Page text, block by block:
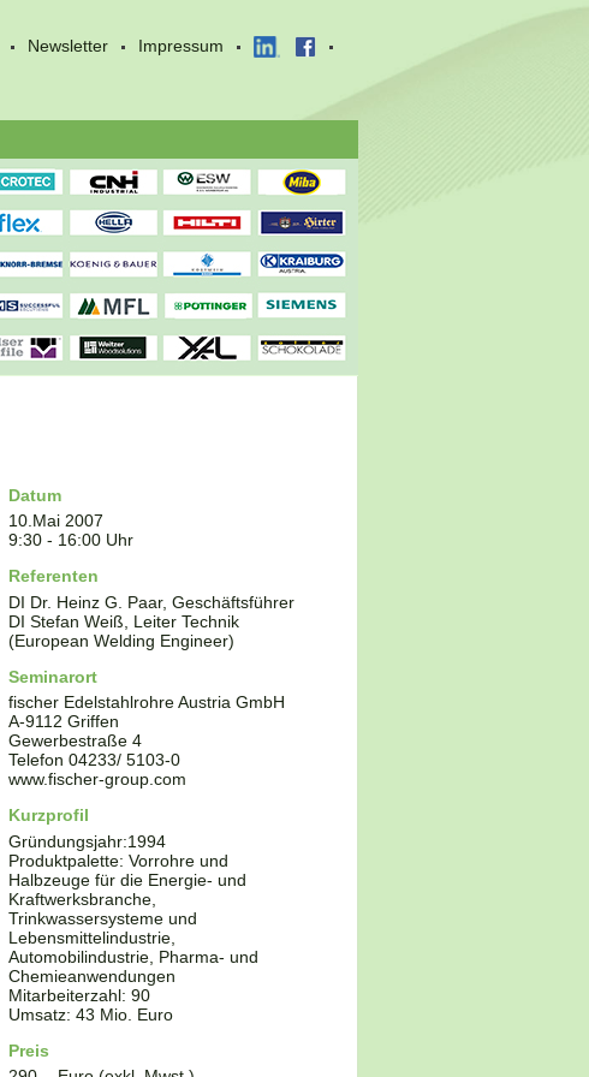
Newsletter Impressum
Datum
10.Mai 2007
9:30 - 16:00 Uhr
Referenten
DI Dr. Heinz G. Paar, Geschäftsführer
DI Stefan Weiß, Leiter Technik
(European Welding Engineer)
Seminarort
fischer Edelstahlrohre Austria GmbH
A-9112 Griffen
Gewerbestraße 4
Telefon04233/ 5103-0
www.fischer-group.com
Kurzprofil
Gründungsjahr:1994
Produktpalette:Vorrohre und
Halbzeuge für die Energie- und
Kraftwerksbranche,
Trinkwassersysteme und
Lebensmittelindustrie,
Automobilindustrie, Pharma- und
Chemieanwendungen
Mitarbeiterzahl: 90
Umsatz: 43 Mio. Euro
Preis